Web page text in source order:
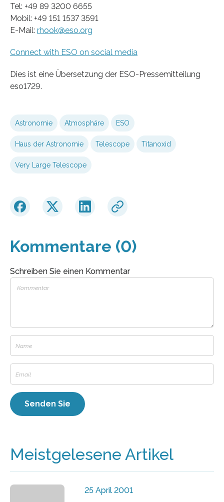
Tel: +49 89 3200 6655
Mobil: +49 151 1537 3591
E-Mail: rhook@eso.org
Connect with ESO on social media
Dies ist eine Übersetzung der ESO-Pressemitteilung
eso1729.
Astronomie Atmosphäre ESO
Haus der Astronomie Telescope Titanoxid
Very Large Telescope
Kommentare (0)
Schreiben Sie einen Kommentar
Meistgelesene Artikel
25 April 2001